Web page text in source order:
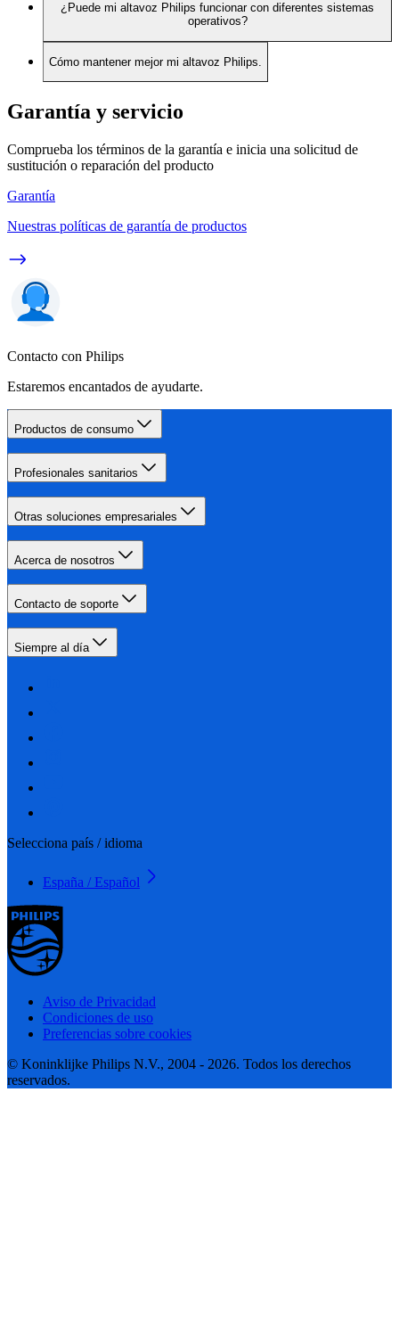
¿Puede mi altavoz Philips funcionar con diferentes sistemas
operativos?
Cómo mantener mejor mi altavoz Philips.
Garantía y servicio
Comprueba los términos de la garantía e inicia una solicitud de
sustitución o reparación del producto
Garantía
Nuestras políticas de garantía de productos
Contacto con Philips
Estaremos encantados de ayudarte.
Productos de consumo
Profesionales sanitarios
Otras soluciones empresariales
Acerca de nosotros
Contacto de soporte
Siempre al día
Selecciona país / idioma
España / Español
Aviso de Privacidad
Condiciones de uso
Preferencias sobre cookies
© Koninklijke Philips N.V., 2004 - 2026. Todos los derechos
reservados.